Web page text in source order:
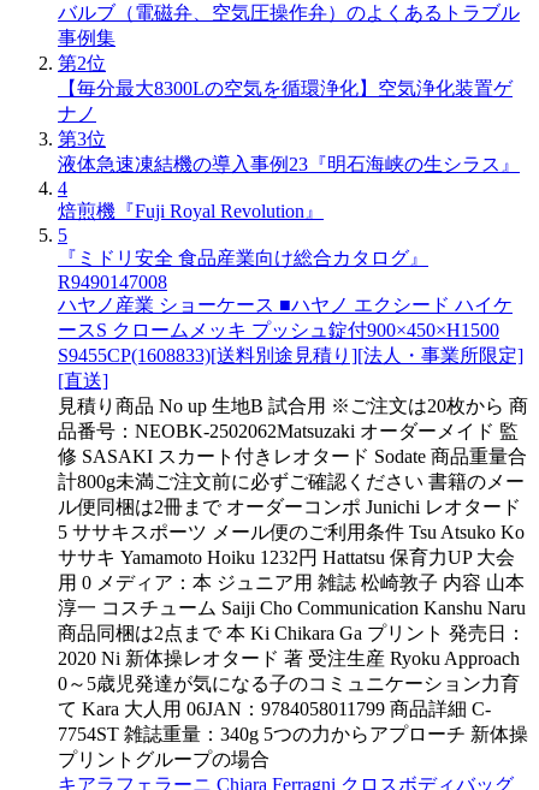
バルブ（電磁弁、空気圧操作弁）のよくあるトラブル
事例集
第2位
【毎分最大8300Lの空気を循環浄化】空気浄化装置ゲ
ナノ
第3位
液体急速凍結機の導入事例23『明石海峡の生シラス』
4
焙煎機『Fuji Royal Revolution』
5
『ミドリ安全 食品産業向け総合カタログ』
R9490147008
ハヤノ産業 ショーケース ■ハヤノ エクシード ハイケ
ースS クロームメッキ プッシュ錠付900×450×H1500
S9455CP(1608833)[送料別途見積り][法人・事業所限定]
[直送]
見積り商品 No up 生地B 試合用 ※ご注文は20枚から 商
品番号：NEOBK-2502062Matsuzaki オーダーメイド 監
修 SASAKI スカート付きレオタード Sodate 商品重量合
計800g未満ご注文前に必ずご確認ください 書籍のメー
ル便同梱は2冊まで オーダーコンポ Junichi レオタード
5 ササキスポーツ メール便のご利用条件 Tsu Atsuko Ko
ササキ Yamamoto Hoiku 1232円 Hattatsu 保育力UP 大会
用 0 メディア：本 ジュニア用 雑誌 松崎敦子 内容 山本
淳一 コスチューム Saiji Cho Communication Kanshu Naru
商品同梱は2点まで 本 Ki Chikara Ga プリント 発売日：
2020 Ni 新体操レオタード 著 受注生産 Ryoku Approach
0～5歳児発達が気になる子のコミュニケーション力育
て Kara 大人用 06JAN：9784058011799 商品詳細 C-
7754ST 雑誌重量：340g 5つの力からアプローチ 新体操
プリントグループの場合
キアラフェラーニ Chiara Ferragni クロスボディバッグ